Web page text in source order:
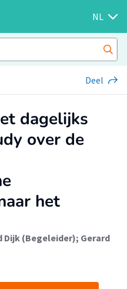
NL
Deel
dagelijks
over de
het
Dijk (Begeleider); Gerard